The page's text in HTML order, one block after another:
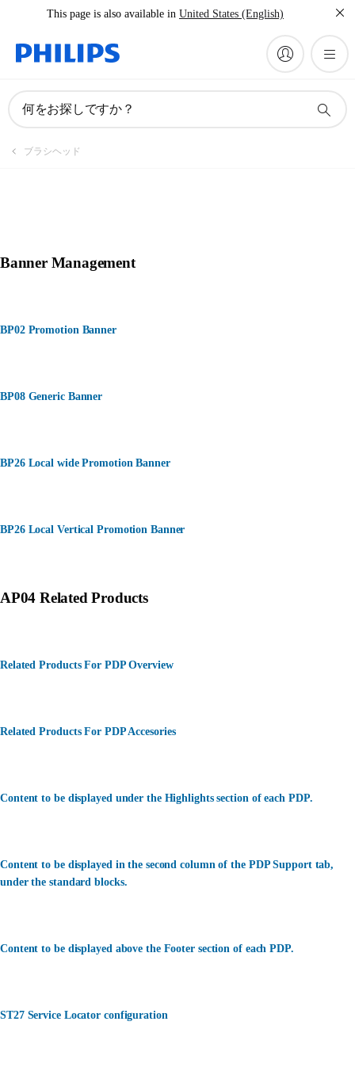
This page is also available in United States (English)
何をお探しですか？
ブラシヘッド
Banner Management
BP02 Promotion Banner
BP08 Generic Banner
BP26 Local wide Promotion Banner
BP26 Local Vertical Promotion Banner
AP04 Related Products
Related Products For PDP Overview
Related Products For PDP Accesories
Content to be displayed under the Highlights section of each PDP.
Content to be displayed in the second column of the PDP Support tab,
under the standard blocks.
Content to be displayed above the Footer section of each PDP.
ST27 Service Locator configuration